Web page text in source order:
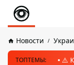
Новости
ТОПТЕМЫ: ⚠️